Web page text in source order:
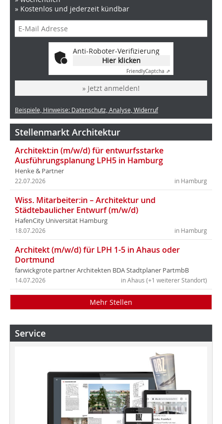
» Kostenlos und jederzeit kündbar
Anti-Roboter-Verifizierung
Hier klicken
FriendlyCaptcha ⇗
» Jetzt anmelden!
Beispiele, Hinweise: Datenschutz, Analyse, Widerruf
Stellenmarkt Architektur
Architekt:in (m/w/d) für entwurfsstarke
Ausführungsplanung LPH5 in Hamburg
Henke & Partner
in Hamburg
22.07.2026
Wiss. Mitarbeiter:in – Architektur und
Städtebaulicher Entwurf (m/w/d)
HafenCity Universität Hamburg
in Hamburg
18.07.2026
Architekt (m/w/d) für LPH 1-5 in Ahaus oder
Dortmund
farwickgrote partner Architekten BDA Stadtplaner PartmbB
in Ahaus (+1 weiterer Standort)
14.07.2026
Mehr Stellen
Service